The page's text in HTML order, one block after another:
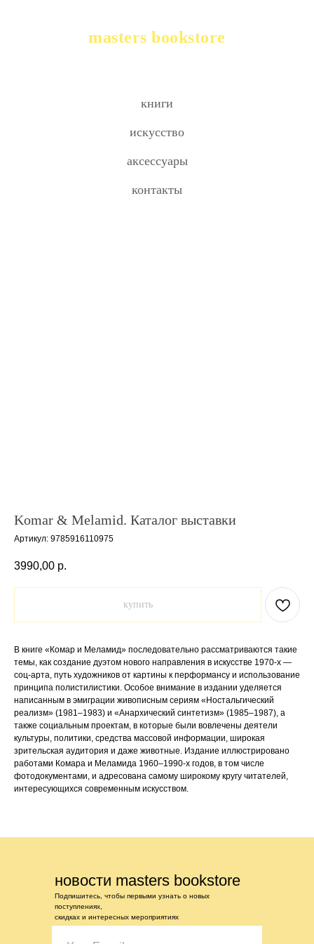
masters bookstore
книги
искусство
аксессуары
контакты
Komar & Melamid. Каталог выставки
Артикул: 9785916110975
3990,00 р.
купить
В книге «Комар и Меламид» последовательно рассматриваются такие
темы, как создание дуэтом нового направления в искусстве 1970-х —
соц-арта, путь художников от картины к перформансу и использование
принципа полистилистики. Особое внимание в издании уделяется
написанным в эмиграции живописным сериям «Ностальгический
реализм» (1981–1983) и «Анархический синтетизм» (1985–1987), а
также социальным проектам, в которые были вовлечены деятели
культуры, политики, средства массовой информации, широкая
зрительская аудитория и даже животные. Издание иллюстрировано
работами Комара и Меламида 1960–1990-х годов, в том числе
фотодокументами, и адресована самому широкому кругу читателей,
интересующихся современным искусством.
новости masters bookstore
Подпишитесь, чтобы первыми узнать о новых
поступлениях,
скидках и интересных мероприятиях